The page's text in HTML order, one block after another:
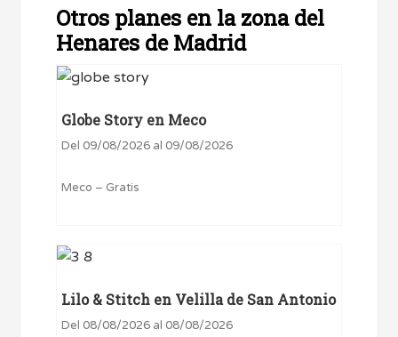
Otros planes en la zona del
Henares de Madrid
Globe Story en Meco
Del 09/08/2026 al 09/08/2026
Meco – Gratis
Lilo & Stitch en Velilla de San Antonio
Del 08/08/2026 al 08/08/2026